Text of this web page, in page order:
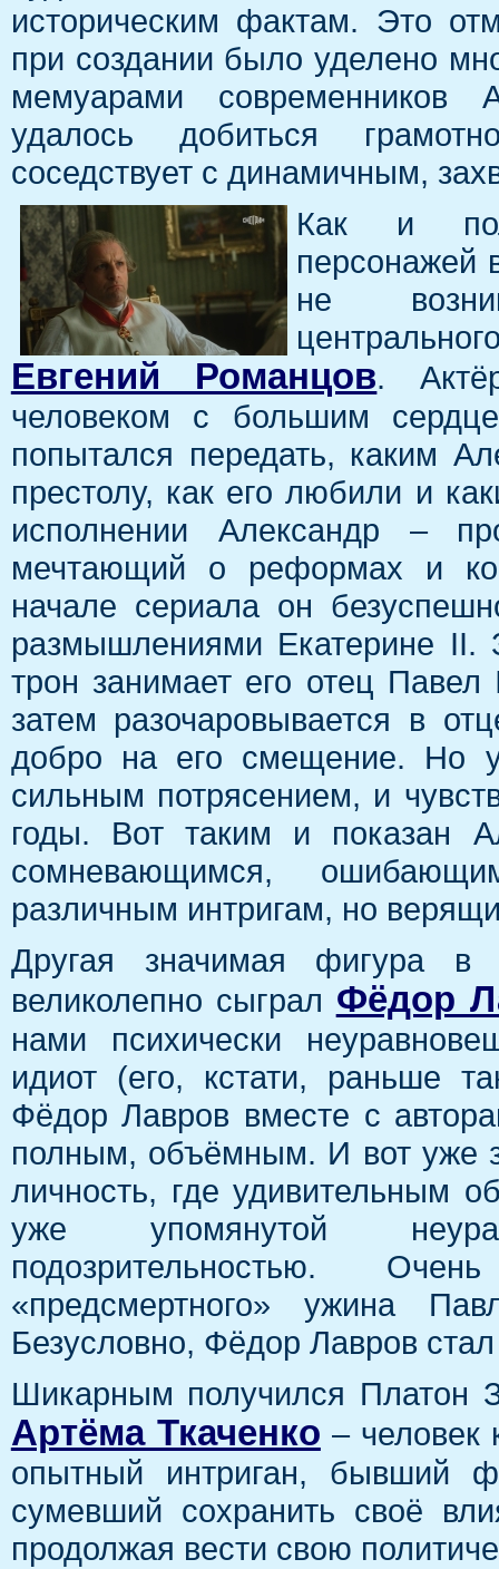
историческим фактам. Это
при создании было уделено
мемуарами современников
удалось добиться
соседствует с динамичным,
Как и
персонажей
не
Евгений Романцов.
человеком с большим
попытался передать, каким
престолу, как его любили и
исполнении Александр –
мечтающий о реформах и
начале сериала он
размышлениями Екатерине II.
трон занимает его отец
затем разочаровывается в
добро на его смещение. Но
сильным потрясением, и
годы. Вот таким и показан
сомневающимся,
различным интригам, но
Другая значимая фигура
великолепно сыграл Фёдор
нами психически
идиот (его, кстати, раньше
Фёдор Лавров вместе с
полным, объёмным. И вот уже
личность, где удивительным
уже упомянутой
подозрительностью.
«предсмертного» ужина
Безусловно, Фёдор Лавров
Шикарным получился Платон
Артёма Ткаченко – человек
опытный интриган, бывший
сумевший сохранить своё
продолжая вести свою